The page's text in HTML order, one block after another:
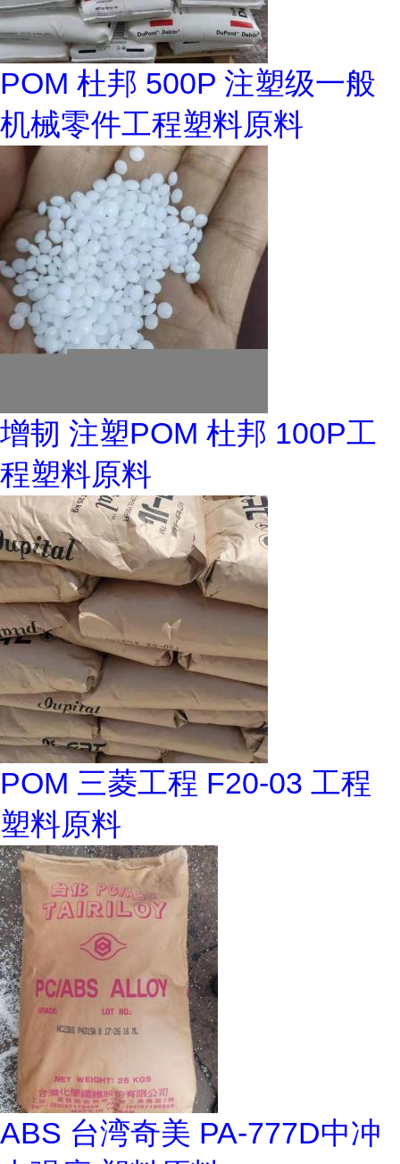
POM 杜邦 500P 注塑级一般
机械零件工程塑料原料
增韧 注塑POM 杜邦 100P工
程塑料原料
POM 三菱工程 F20-03 工程
塑料原料
ABS 台湾奇美 PA-777D中冲